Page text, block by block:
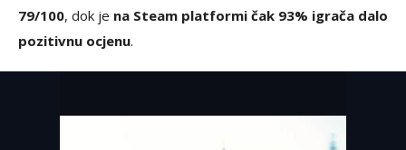
79/100, dok je na Steam platformi čak 93% igrača dalo
pozitivnu ocjenu.